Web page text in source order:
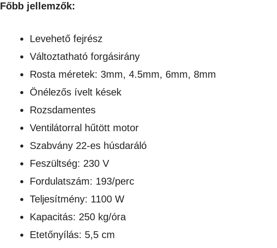
Főbb jellemzők:
Levehető fejrész
Változtatható forgásirány
Rosta méretek: 3mm, 4.5mm, 6mm, 8mm
Önélezős ívelt kések
Rozsdamentes
Ventilátorral hűtött motor
Szabvány 22-es húsdaráló
Feszültség: 230 V
Fordulatszám: 193/perc
Teljesítmény: 1100 W
Kapacitás: 250 kg/óra
Etetőnyílás: 5,5 cm